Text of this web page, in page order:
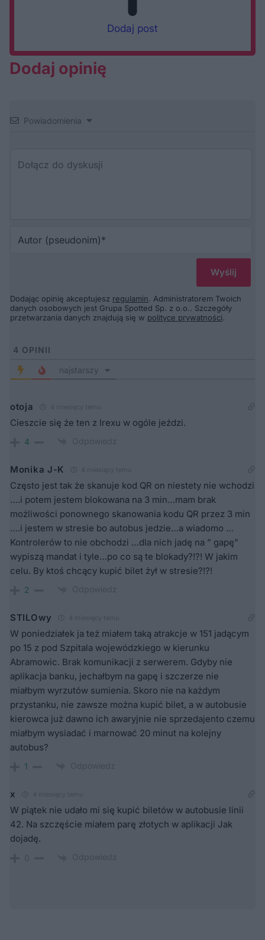
Dodaj post
Dodaj opinię
Powiadomienia
Dodając opinię akceptujesz regulamin. Administratorem Twoich
danych osobowych jest Grupa Spotted Sp. z o.o.. Szczegóły
przetwarzania danych znajdują się w polityce prywatności.
4 OPINII
najstarszy
otoja
Cieszcie się że ten z Irexu w ogóle jeździ.
4
Monika J-K
Często jest tak że skanuje kod QR on niestety nie wchodzi
….i potem jestem blokowana na 3 min…mam brak
możliwości ponownego skanowania kodu QR przez 3 min
….i jestem w stresie bo autobus jedzie…a wiadomo …
Kontrolerów to nie obchodzi …dla nich jadę na ” gapę”
wypiszą mandat i tyle…po co są te blokady?!?! W jakim
celu. By ktoś chcący kupić bilet żył w stresie?!?!
2
STILOwy
W poniedziałek ja też miałem taką atrakcje w 151 jadącym
po 15 z pod Szpitala wojewódzkiego w kierunku
Abramowic. Brak komunikacji z serwerem. Gdyby nie
aplikacja banku, jechałbym na gapę i szczerze nie
miałbym wyrzutów sumienia. Skoro nie na każdym
przystanku, nie zawsze można kupić bilet, a w autobusie
kierowca już dawno ich awaryjnie nie sprzedajento czemu
miałbym wysiadać i marnować 20 minut na kolejny
autobus?
1
x
W piątek nie udało mi się kupić biletów w autobusie linii
42. Na szczęście miałem parę złotych w aplikacji Jak
dojadę.